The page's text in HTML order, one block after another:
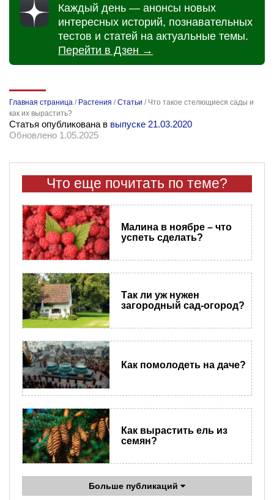
Каждый день — анонсы новых
интересных историй, познавательных
тестов и статей на актуальные темы.
Перейти в Дзен →
Главная страница / Растения /Статьи / Что такое стелющиеся сады и
как их вырастить?
Статья опубликована в выпуске 21.03.2020
Обновлено 1.05.2025
Что еще почитать по теме?
Малина в ноябре – что
успеть сделать?
Так ли уж нужен
загородный сад-огород?
Как помолодеть на даче?
Как вырастить ель из
семян?
Больше публикаций